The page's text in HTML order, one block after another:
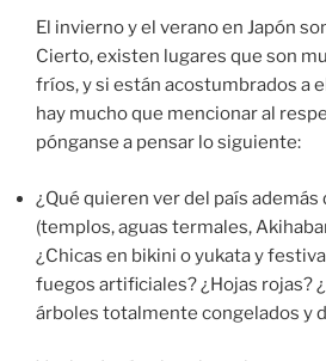
El invierno y el verano en Japón
Cierto, existen lugares que son
fríos, y si están acostumbrados a
hay mucho que mencionar al
pónganse a pensar lo siguiente:
¿Qué quieren ver del país
(templos, aguas termales,
¿Chicas en bikini o yukata y
fuegos artificiales? ¿Hojas rojas?
árboles totalmente congelados y